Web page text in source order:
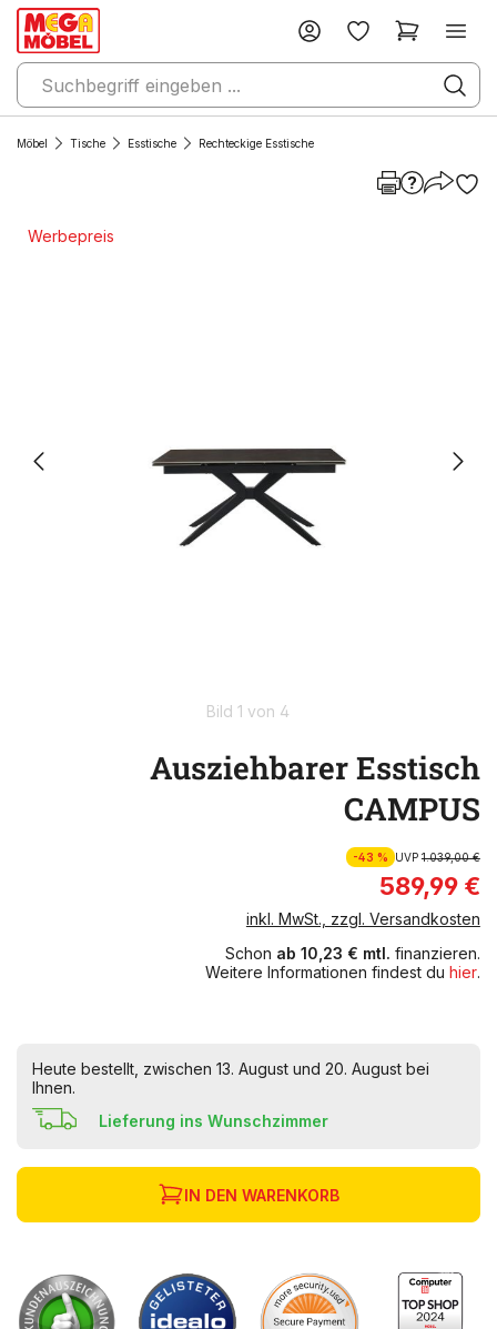
Möbel Tische Esstische Rechteckige Esstische
Werbepreis
Bild 1 von 4
Ausziehbarer Esstisch
CAMPUS
-43 % UVP1.039,00 €
589,99 €
inkl. MwSt., zzgl. Versandkosten
Schon ab 10,23 € mtl. finanzieren.
Weitere Informationen findest du hier.
Heute bestellt, zwischen 13. August und 20. August bei
Ihnen.
Lieferung ins Wunschzimmer
IN DEN WARENKORB